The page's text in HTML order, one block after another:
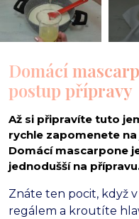
Domácí
postup přípravy
Až si připravíte tuto
rychle zapomenete
Domácí mascarpone
jednodušší na
Znáte ten pocit, když
regálem a kroutíte